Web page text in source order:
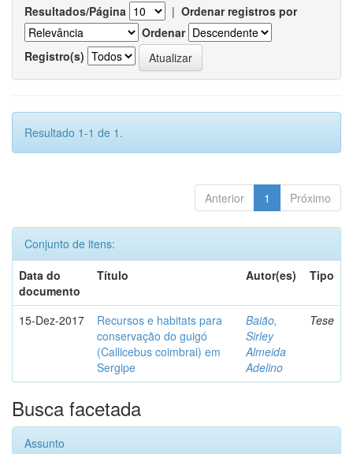
Resultados/Página | Ordenar registros por
Ordenar
Registro(s)
Resultado 1-1 de 1.
Anterior 1 Próximo
Conjunto de itens:
Data do
documento
Título Autor(es) Tipo
15-Dez-2017
Recursos e habitats para
conservação do guigó
(Callicebus coimbrai) em
Sergipe
Baião,
Sirley
Almeida
Adelino
Tese
Busca facetada
Assunto